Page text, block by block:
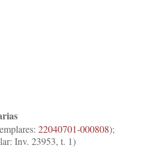
22040701-000808);
Inv. 23953, t. 1)